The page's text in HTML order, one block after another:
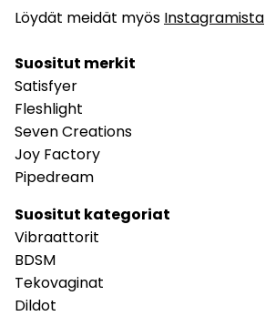
Löydät meidät myös Instagramista
Suositut merkit
Satisfyer
Fleshlight
Seven Creations
Joy Factory
Pipedream
Suositut kategoriat
Vibraattorit
BDSM
Tekovaginat
Dildot